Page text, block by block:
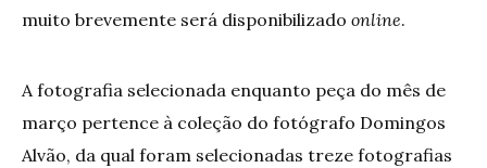
muito brevemente será disponibilizado online.
A fotografia selecionada enquanto peça do mês de
março pertence à coleção do fotógrafo Domingos
Alvão, da qual foram selecionadas treze fotografias